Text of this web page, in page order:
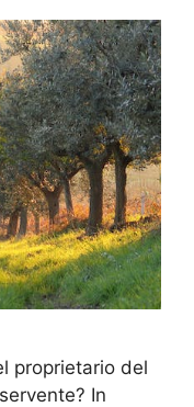
proprietario del
In